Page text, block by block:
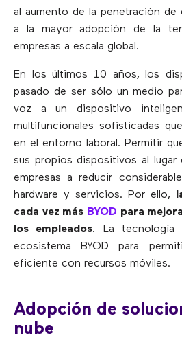
al aumento de la penetración
a la mayor adopción de la
empresas a escala global.
En los últimos 10 años, los
pasado de ser sólo un medio
voz a un dispositivo
multifuncionales sofisticadas
en el entorno laboral. Permitir
sus propios dispositivos al lugar
empresas a reducir
hardware y servicios. Por ello,
cada vez más BYOD para
los empleados. La tecnología
ecosistema BYOD para
eficiente con recursos móviles.
Adopción de
nube